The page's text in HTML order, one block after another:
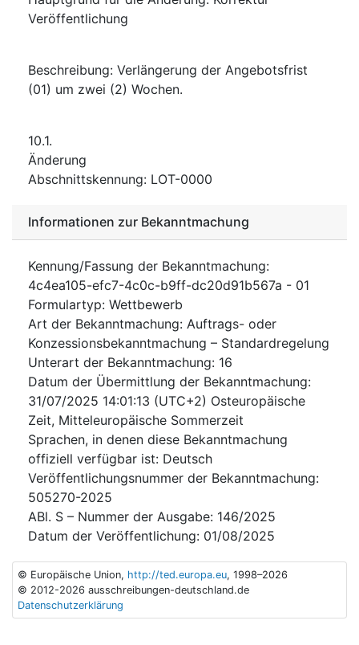
Veröffentlichung
Beschreibung: Verlängerung der Angebotsfrist
(01) um zwei (2) Wochen.
10.1.
Änderung
Abschnittskennung: LOT-0000
Informationen zur Bekanntmachung
Kennung/Fassung der Bekanntmachung:
4c4ea105-efc7-4c0c-b9ff-dc20d91b567a - 01
Formulartyp: Wettbewerb
Art der Bekanntmachung: Auftrags- oder
Konzessionsbekanntmachung – Standardregelung
Unterart der Bekanntmachung: 16
Datum der Übermittlung der Bekanntmachung:
31/07/2025 14:01:13 (UTC+2) Osteuropäische
Zeit, Mitteleuropäische Sommerzeit
Sprachen, in denen diese Bekanntmachung
offiziell verfügbar ist: Deutsch
Veröffentlichungsnummer der Bekanntmachung:
505270-2025
ABl. S – Nummer der Ausgabe: 146/2025
Datum der Veröffentlichung: 01/08/2025
© Europäische Union, http://ted.europa.eu, 1998–2026
© 2012-2026 ausschreibungen-deutschland.de
Datenschutzerklärung